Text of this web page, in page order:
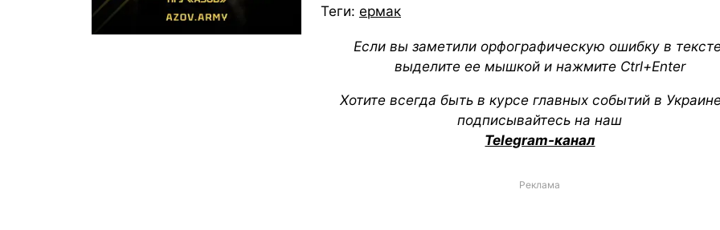
Теги: ермак
Если вы заметили орфографическую ошибку в
выделите ее мышкой и нажмите Ctrl+Enter
Хотите всегда быть в курсе главных событий в
подписывайтесь на наш
Telegram-канал
Реклама